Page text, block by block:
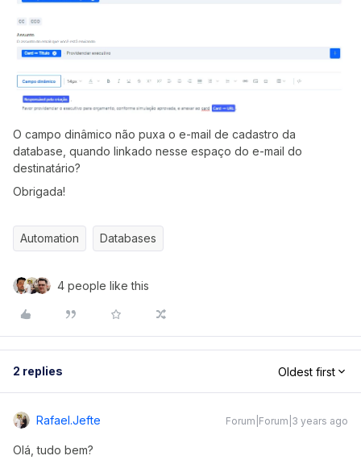
O campo dinâmico não puxa o e-mail de cadastro da
database, quando linkado nesse espaço do e-mail do
destinatário?
Obrigada!
Automation Databases
4 people like this
2 replies Oldest first
Rafael.jefte Forum|Forum|3 years ago
Olá, tudo bem?